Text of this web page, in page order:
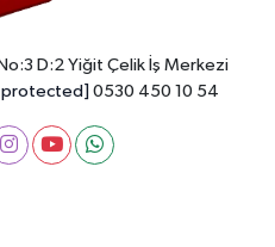
D:2 Yiğit Çelik İş Merkezi
protected] 0530 450 10 54